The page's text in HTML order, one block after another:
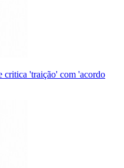
critica 'traição' com 'acordo